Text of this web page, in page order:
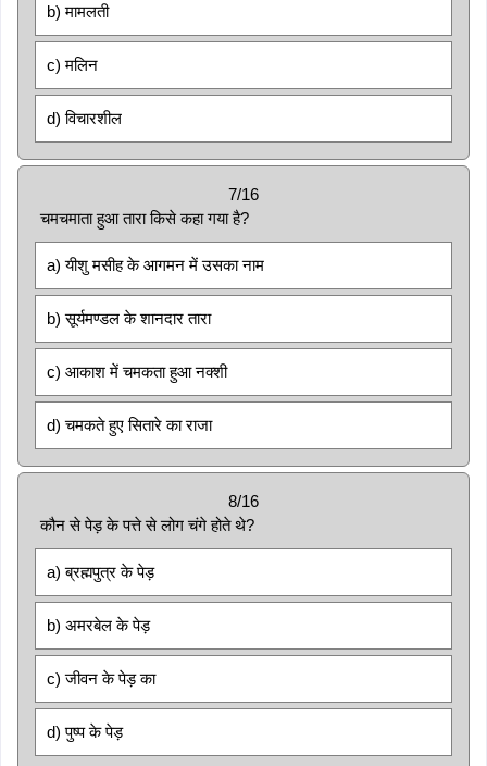
b) मामलती
c) मलिन
d) विचारशील
7/16
चमचमाता हुआ तारा किसे कहा गया है?
a) यीशु मसीह के आगमन में उसका नाम
b) सूर्यमण्डल के शानदार तारा
c) आकाश में चमकता हुआ नक्शी
d) चमकते हुए सितारे का राजा
8/16
कौन से पेड़ के पत्ते से लोग चंगे होते थे?
a) ब्रह्मपुत्र के पेड़
b) अमरबेल के पेड़
c) जीवन के पेड़ का
d) पुष्प के पेड़